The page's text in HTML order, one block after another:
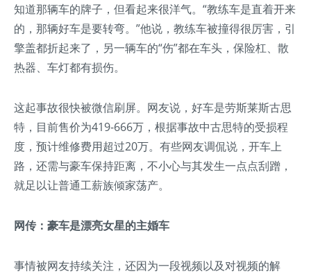
知道那辆车的牌子，但看起来很洋气。“教练车是直着开来
的，那辆好车是要转弯。”他说，教练车被撞得很厉害，引
擎盖都折起来了，另一辆车的“伤”都在车头，保险杠、散
热器、车灯都有损伤。
这起事故很快被微信刷屏。网友说，好车是劳斯莱斯古思
特，目前售价为419-666万，根据事故中古思特的受损程
度，预计维修费用超过20万。有些网友调侃说，开车上
路，还需与豪车保持距离，不小心与其发生一点点刮蹭，
就足以让普通工薪族倾家荡产。
网传：豪车是漂亮女星的主婚车
事情被网友持续关注，还因为一段视频以及对视频的解